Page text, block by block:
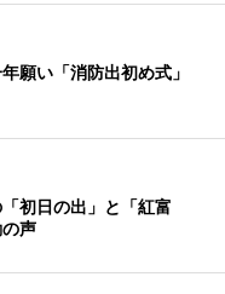
願い「消防出初め式」
初日の出」と「紅富
声